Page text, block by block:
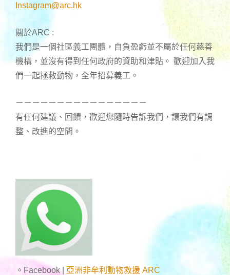
Instagram@arc.hk
關於ARC :
我們是一個社區義工團體，自負盈虧並不屬於任何慈善
機構，並沒有得到任何政府的資助和津貼。 歡迎加入我
們一起拯救動物，全年招募義工。
－－－－－－－－－－－－－－－－
有任何建議、回饋，歡迎您隨時告訴我們，讓我們有調
整、改進的空間。
。Facebook |
亞洲非牟利動物救援 ARC